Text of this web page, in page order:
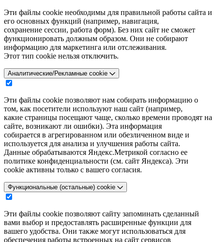
Эти файлы cookie необходимы для правильной работы сайта и
его основных функций (например, навигация,
сохранение сессии, работа форм). Без них сайт не сможет
функционировать должным образом. Они не собирают
информацию для маркетинга или отслеживания.
Этот тип cookie нельзя отключить.
Аналитические/Рекламные cookie
Эти файлы cookie позволяют нам собирать информацию о
том, как посетители используют наш сайт (например,
какие страницы посещают чаще, сколько времени проводят на
сайте, возникают ли ошибки). Эта информация
собирается в агрегированном или обезличенном виде и
используется для анализа и улучшения работы сайта.
Данные обрабатываются Яндекс.Метрикой согласно ее
политике конфиденциальности (см. сайт Яндекса). Эти
cookie активны только с вашего согласия.
Функциональные (остальные) cookie
Эти файлы cookie позволяют сайту запоминать сделанный
вами выбор и предоставлять расширенные функции для
вашего удобства. Они также могут использоваться для
обеспечения работы встроенных на сайт сервисов